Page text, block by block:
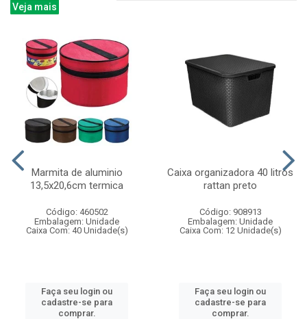
Veja mais
Marmita de aluminio
13,5x20,6cm termica
Código: 460502
Embalagem: Unidade
Caixa Com: 40 Unidade(s)
Faça seu login ou
cadastre-se para
comprar.
Caixa organizadora 40 litros
rattan preto
Código: 908913
Embalagem: Unidade
Caixa Com: 12 Unidade(s)
Faça seu login ou
cadastre-se para
comprar.